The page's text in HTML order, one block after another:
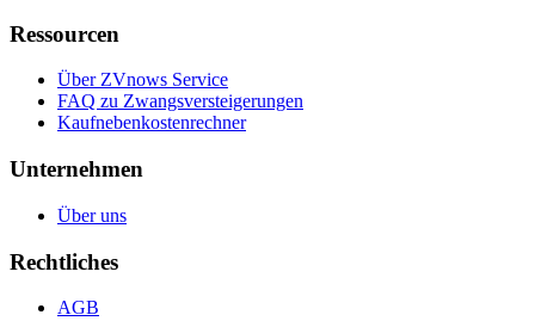
Ressourcen
Über ZVnows Service
FAQ zu Zwangsversteigerungen
Kaufnebenkostenrechner
Unternehmen
Über uns
Rechtliches
AGB